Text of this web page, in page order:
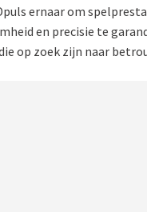
ernaar om
en precisie te
op zoek zijn naar